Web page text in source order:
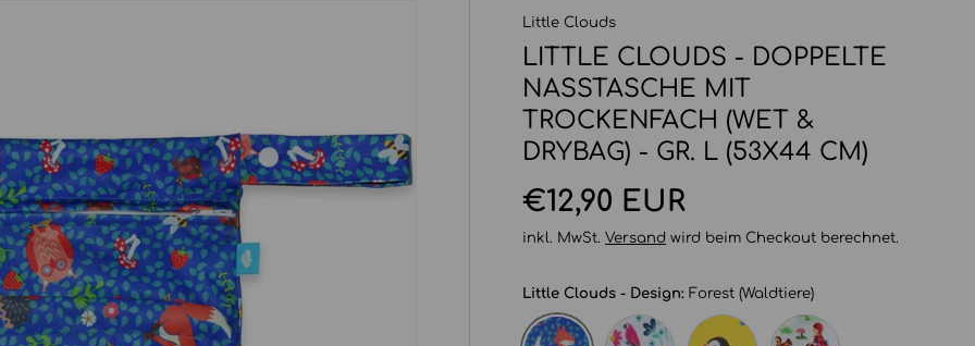
Little Clouds
LITTLE CLOUDS - DOPPELTE
NASSTASCHE MIT
TROCKENFACH (WET &
DRYBAG) - GR. L (53X44 CM)
Normaler Preis
€12,90 EUR
inkl. MwSt. Versand wird beim Checkout berechnet.
Little Clouds - Design: Forest (Waldtiere)